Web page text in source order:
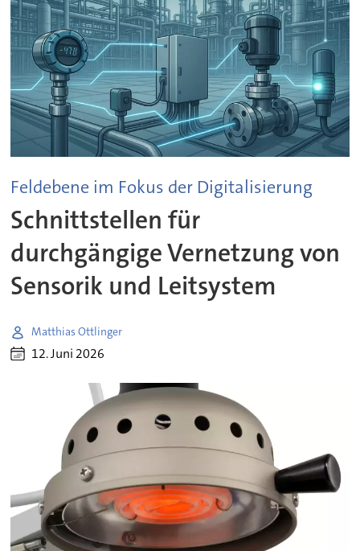
Feldebene im Fokus der Digitalisierung
Schnittstellen für
durchgängige Vernetzung von
Sensorik und Leitsystem
Matthias Ottlinger
12. Juni 2026